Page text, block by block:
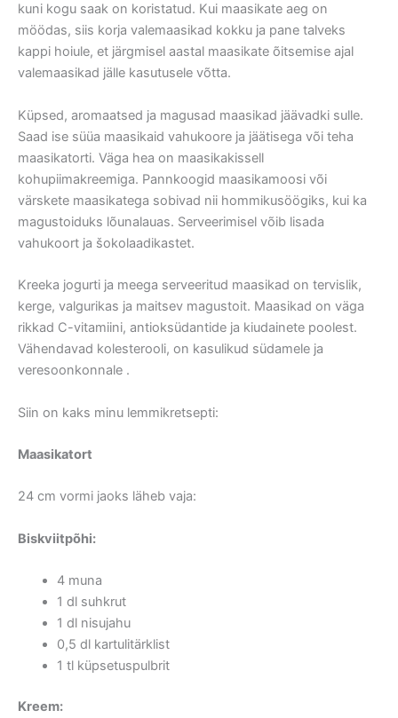
kuni kogu saak on koristatud. Kui maasikate aeg on
möödas, siis korja valemaasikad kokku ja pane talveks
kappi hoiule, et järgmisel aastal maasikate õitsemise ajal
valemaasikad jälle kasutusele võtta.
Küpsed, aromaatsed ja magusad maasikad jäävadki sulle.
Saad ise süüa maasikaid vahukoore ja jäätisega või teha
maasikatorti. Väga hea on maasikakissell
kohupiimakreemiga. Pannkoogid maasikamoosi või
värskete maasikatega sobivad nii hommikusöögiks, kui ka
magustoiduks lõunalauas. Serveerimisel võib lisada
vahukoort ja šokolaadikastet.
Kreeka jogurti ja meega serveeritud maasikad on tervislik,
kerge, valgurikas ja maitsev magustoit. Maasikad on väga
rikkad C-vitamiini, antioksüdantide ja kiudainete poolest.
Vähendavad kolesterooli, on kasulikud südamele ja
veresoonkonnale .
Siin on kaks minu lemmikretsepti:
Maasikatort
24 cm vormi jaoks läheb vaja:
Biskviitpõhi:
4 muna
1 dl suhkrut
1 dl nisujahu
0,5 dl kartulitärklist
1 tl küpsetuspulbrit
Kreem: